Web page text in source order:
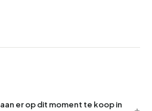
corporatiebezit). De gemiddelde
van €105.000 voor een
zie je altijd de actuele
er op dit moment te koop in